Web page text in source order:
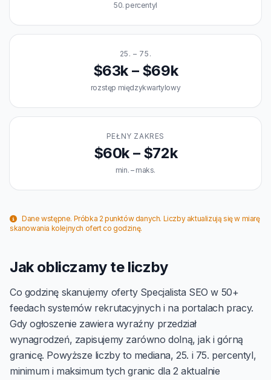
50. percentyl
25. – 75.
$63k – $69k
rozstęp międzykwartylowy
PEŁNY ZAKRES
$60k – $72k
min. – maks.
Dane wstępne. Próbka 2 punktów danych. Liczby aktualizują się w miarę
skanowania kolejnych ofert co godzinę.
Jak obliczamy te liczby
Co godzinę skanujemy oferty Specjalista SEO w 50+
feedach systemów rekrutacyjnych i na portalach pracy.
Gdy ogłoszenie zawiera wyraźny przedział
wynagrodzeń, zapisujemy zarówno dolną, jak i górną
granicę. Powyższe liczby to mediana, 25. i 75. percentyl,
minimum i maksimum tych granic dla 2 aktualnie